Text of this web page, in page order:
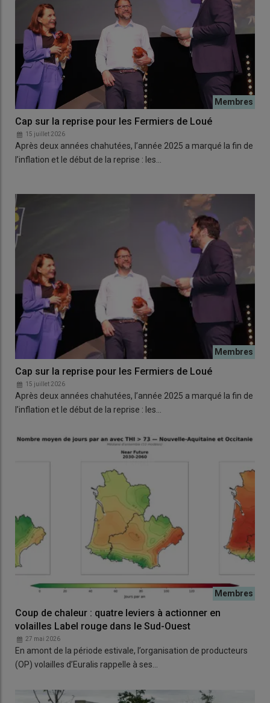
Cap sur la reprise pour les Fermiers de Loué
15 juillet 2026
Après deux années chahutées, l’année 2025 a marqué la fin de
l’inflation et le début de la reprise : les…
Cap sur la reprise pour les Fermiers de Loué
15 juillet 2026
Après deux années chahutées, l’année 2025 a marqué la fin de
l’inflation et le début de la reprise : les…
Coup de chaleur : quatre leviers à actionner en
volailles Label rouge dans le Sud-Ouest
27 mai 2026
En amont de la période estivale, l’organisation de producteurs
(OP) volailles d’Euralis rappelle à ses…